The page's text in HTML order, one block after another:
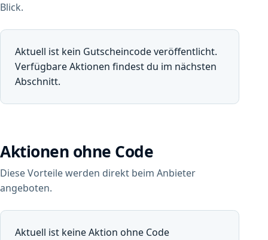
Blick.
Aktuell ist kein Gutscheincode veröffentlicht.
Verfügbare Aktionen findest du im nächsten
Abschnitt.
Aktionen ohne Code
Diese Vorteile werden direkt beim Anbieter
angeboten.
Aktuell ist keine Aktion ohne Code